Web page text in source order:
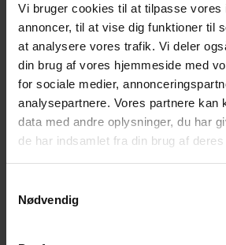
Vi bruger cookies til at tilpasse vores
annoncer, til at vise dig funktioner til
at analysere vores trafik. Vi deler
din brug af vores hjemmeside med
for sociale medier,
analysepartnere. Vores partnere kan
data med andre oplysninger, du har
de har indsamlet fra din brug af deres
Nødvendig
kompetencer, som de nye partnere
tager med til Beierholm. Vi lægger
følge virksomhederne gennem hele
tilbyde rådgivning, der flytter
hvilke udfordringer de står med. Det
kolleger uden tvivl komme til at yde
Med udvidelsen styrker Beierholm